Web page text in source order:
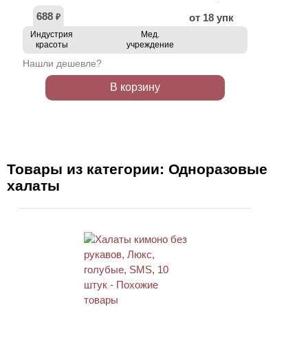
688 ₽ от 18 упк
Индустрия
красоты
Мед.
учреждение
Нашли дешевле?
В корзину
Товары из категории: Одноразовые
халаты